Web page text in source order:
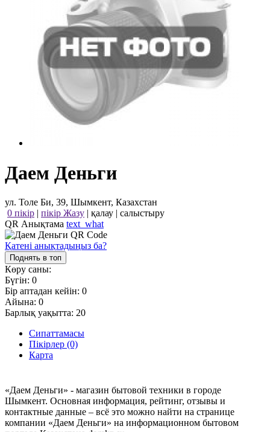
Даем Деньги
ул. Толе Би, 39, Шымкент, Казахстан
0 пікір | пікір Жазу | қалау | салыстыру
QR Анықтама text_what
Қатені анықтадыңыз ба?
Поднять в топ
Көру саны:
Бүгін: 0
Бір аптадан кейін: 0
Айына: 0
Барлық уақытта: 20
Сипаттамасы
Пікірлер (0)
Карта
«Даем Деньги» - магазин бытовой техники в городе
Шымкент. Основная информация, рейтинг, отзывы и
контактные данные – всё это можно найти на странице
компании «Даем Деньги» на информационном бытовом